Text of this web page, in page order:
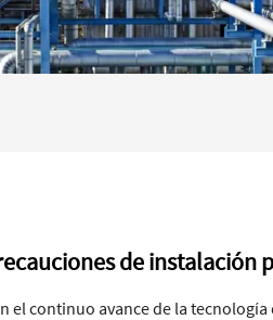
de instalación
el continuo avance de la